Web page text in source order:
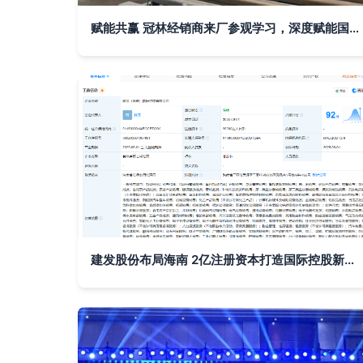
赋能共赢 冠林经销商来厂参观学习，深度赋能国内贸易代理合作
建发股份布局海南 2亿注册资本打造国际控股新平台，激发国内贸易代理新活力